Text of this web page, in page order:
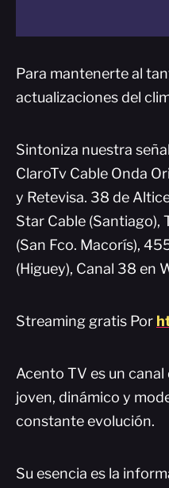
Para mantenerte al
actualizaciones del
Sintoniza nuestra
ClaroTv Cable Onda
y Retevisa. 38 de
Star Cable (Santiago),
(San Fco. Macorís),
(Higuey), Canal 38 en
Streaming gratis Por
Acento TV es un
joven, dinámico y
constante evolución.
Su esencia es la